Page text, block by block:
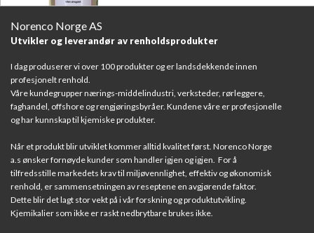
Norenco Norge AS
Utvikler og leverandør av renholdsprodukter
I dag produserer vi over 100 produkter og er landsdekkende innen
profesjonelt renhold.
Våre kundegrupper nærings-middelindustri, verksteder, rørleggere,
faghandel, offshore og rengjøringsbyråer. Kundene våre er profesjonelle
og har kunnskap til kjemiske produkter.
Når et produkt blir utviklet kommer alltid kvalitet først. Norenco Norge
a.s ønsker fornøyde kunder som handler igjen og igjen. For å
tilfredsstille markedets krav til miljøvennlighet, effektiv og økonomisk
renhold, er sammensetningen av reseptene en avgjørende faktor.
Dette blir det lagt stor vekt på i vår forskning og produktutvikling.
Kjemikalier som ikke er raskt nedbrytbare brukes ikke.